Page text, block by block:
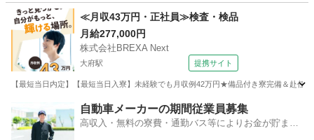
愛知 弥富市 佐古木駅 仕分け 時給
≪月収43万円・正社員≫検査・検品
月給277,000円
株式会社BREXA Next
大府駅 提携サイト
【最短当日内定】【最短当日入寮】未経験でも月収例42万円★備品付き寮完備＆赴
大府駅 その他
自動車メーカーの期間従業員募集
高収入・無料の寮費・通勤バス等によりお金が貯まり